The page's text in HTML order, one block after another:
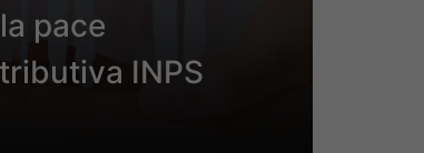
pace
INPS